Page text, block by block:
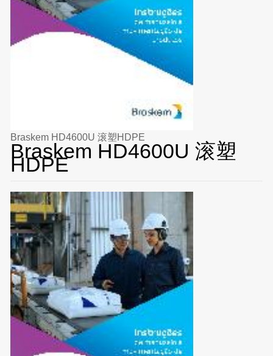
Braskem HD4600U 滚塑HDPE
Braskem HD4600U 滚塑
HDPE